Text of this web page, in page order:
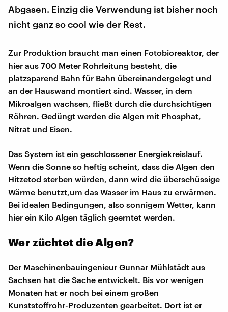
Abgasen. Einzig die Verwendung ist bisher noch
nicht ganz so cool wie der Rest.
Zur Produktion braucht man einen Fotobioreaktor, der
hier aus 700 Meter Rohrleitung besteht, die
platzsparend Bahn für Bahn übereinandergelegt und
an der Hauswand montiert sind. Wasser, in dem
Mikroalgen wachsen, fließt durch die durchsichtigen
Röhren. Gedüngt werden die Algen mit Phosphat,
Nitrat und Eisen.
Das System ist ein geschlossener Energiekreislauf.
Wenn die Sonne so heftig scheint, dass die Algen den
Hitzetod sterben würden, dann wird die überschüssige
Wärme benutzt,um das Wasser im Haus zu erwärmen.
Bei idealen Bedingungen, also sonnigem Wetter, kann
hier ein Kilo Algen täglich geerntet werden.
Wer züchtet die Algen?
Der Maschinenbauingenieur Gunnar Mühlstädt aus
Sachsen hat die Sache entwickelt. Bis vor wenigen
Monaten hat er noch bei einem großen
Kunststoffrohr-Produzenten gearbeitet. Dort ist er